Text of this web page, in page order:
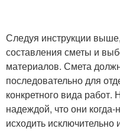
Следуя инструкции
составления сметы и
материалов. Смета
последовательно для
конкретного вида работ.
надеждой, что они когда-
исходить